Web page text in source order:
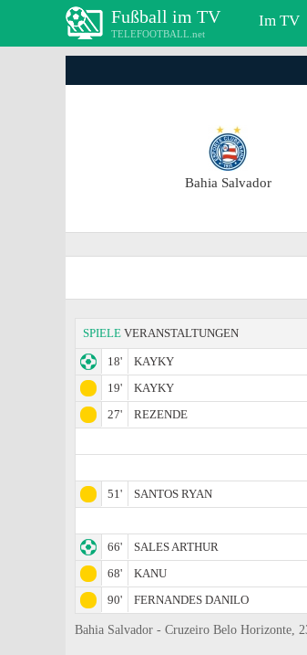
Fußball im TV
TELEFOOTBALL.net
Im TV
Bahia Salvador
SPIELE VERANSTALTUNGEN
18'
KAYKY
19'
KAYKY
27'
REZENDE
51'
SANTOS RYAN
66'
SALES ARTHUR
68'
KANU
90'
FERNANDES DANILO
Bahia Salvador - Cruzeiro Belo Horizonte,